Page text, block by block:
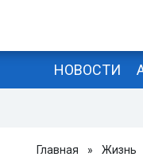
НОВОСТИ
Главная » Жизнь